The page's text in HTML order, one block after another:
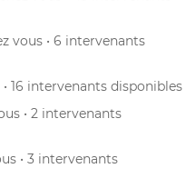
vous • 6 intervenants
16 intervenants disponibles
• 2 intervenants
• 3 intervenants